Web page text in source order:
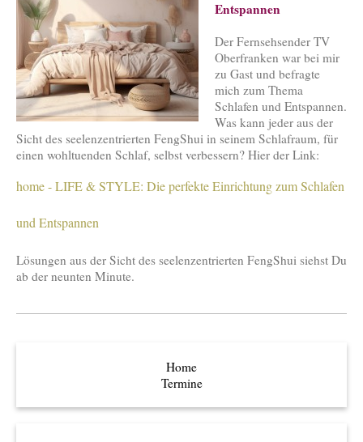
Entspannen
Der Fernsehsender TV
Oberfranken war bei mir
zu Gast und befragte
mich zum Thema
Schlafen und Entspannen.
Was kann jeder aus der
Sicht des seelenzentrierten FengShui in seinem Schlafraum, für
einen wohltuenden Schlaf, selbst verbessern? Hier der Link:
home - LIFE & STYLE: Die perfekte Einrichtung zum Schlafen
und Entspannen
Lösungen aus der Sicht des seelenzentrierten FengShui siehst Du
ab der neunten Minute.
Home
Termine